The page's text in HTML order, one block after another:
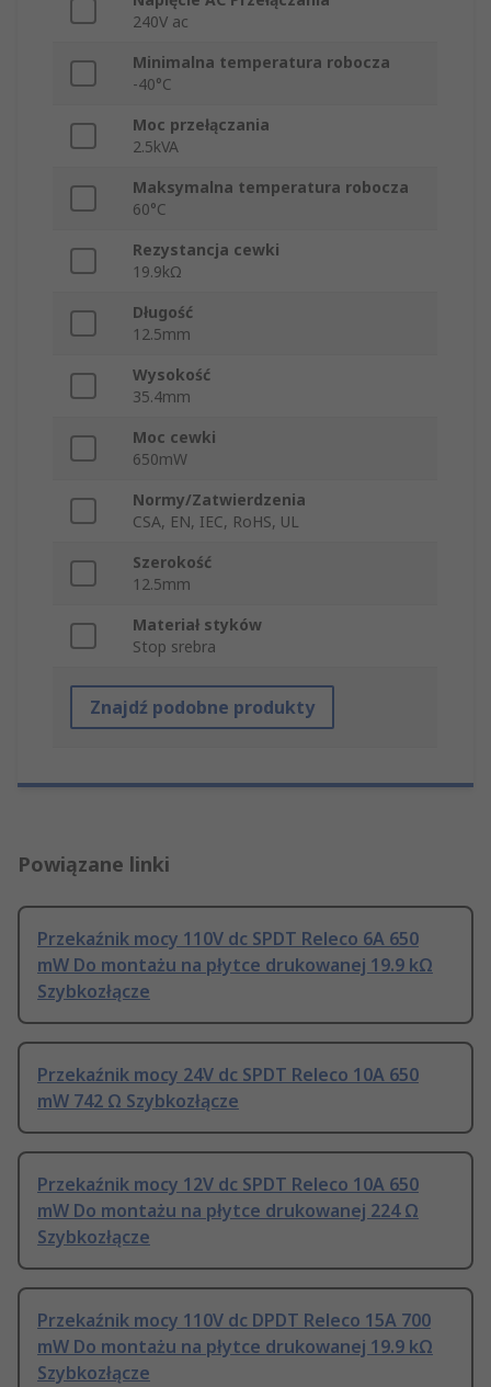
240V ac
Minimalna temperatura robocza
-40°C
Moc przełączania
2.5kVA
Maksymalna temperatura robocza
60°C
Rezystancja cewki
19.9kΩ
Długość
12.5mm
Wysokość
35.4mm
Moc cewki
650mW
Normy/Zatwierdzenia
CSA, EN, IEC, RoHS, UL
Szerokość
12.5mm
Materiał styków
Stop srebra
Znajdź podobne produkty
Powiązane linki
Przekaźnik mocy 110V dc SPDT Releco 6A 650
mW Do montażu na płytce drukowanej 19.9 kΩ
Szybkozłącze
Przekaźnik mocy 24V dc SPDT Releco 10A 650
mW 742 Ω Szybkozłącze
Przekaźnik mocy 12V dc SPDT Releco 10A 650
mW Do montażu na płytce drukowanej 224 Ω
Szybkozłącze
Przekaźnik mocy 110V dc DPDT Releco 15A 700
mW Do montażu na płytce drukowanej 19.9 kΩ
Szybkozłącze